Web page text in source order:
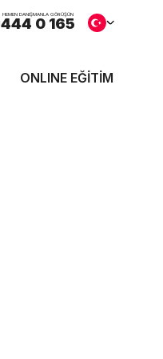
HEMEN DANIŞMANLA GÖRÜŞÜN
444 0 165
ONLINE EĞITIM